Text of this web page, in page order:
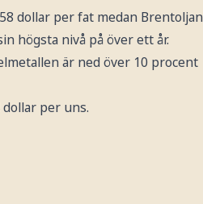
dollar per fat medan Brentoljan
högsta nivå på över ett år.
är ned över 10 procent
per uns.